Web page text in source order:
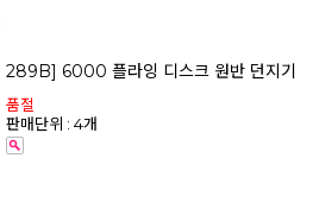
289B] 6000 플라잉 디스크 원반 던지기
품절
판매단위 : 4개